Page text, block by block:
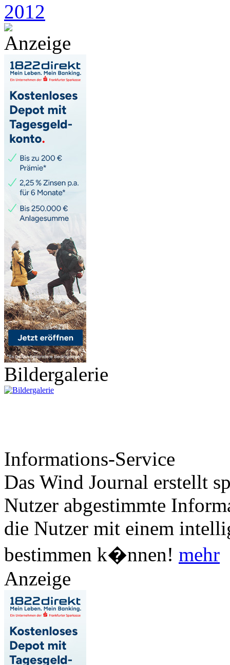
2012
Anzeige
Bildergalerie
Informations-Service
Das Wind Journal erstellt
Nutzer abgestimmte
die Nutzer mit einem
bestimmen k�nnen! mehr
Anzeige